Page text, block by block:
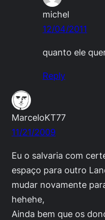
michel
12/04/2011
quanto ele
Reply
MarceloKT77
11/21/2009
Eu o salvaria com
espaço para outro
mudar novamente
hehehe,
Ainda bem que os